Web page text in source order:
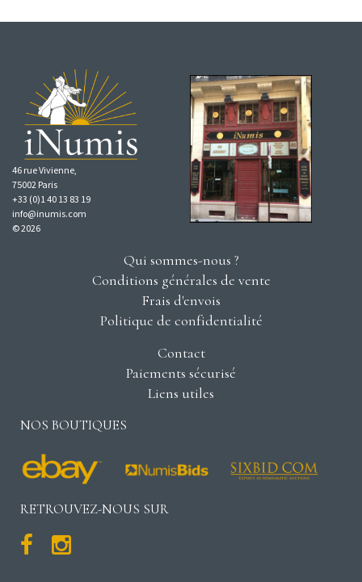
46 rue Vivienne,
75002 Paris
+33 (0)1 40 13 83 19
info@inumis.com
© 2026
Qui sommes-nous ?
Conditions générales de vente
Frais d'envois
Politique de confidentialité
Contact
Paiements sécurisé
Liens utiles
NOS BOUTIQUES
RETROUVEZ-NOUS SUR